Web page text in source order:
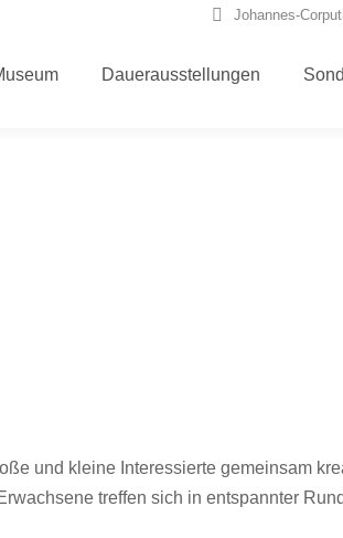
Johannes-
Dauerausstellungen
und kleine Interessierte gemeinsam
treffen sich in entspannter